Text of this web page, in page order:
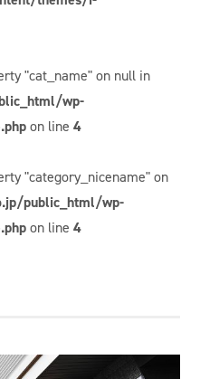
"cat_name" on null in
wp-
on line4
"category_nicename" on
public_html/wp-
on line4